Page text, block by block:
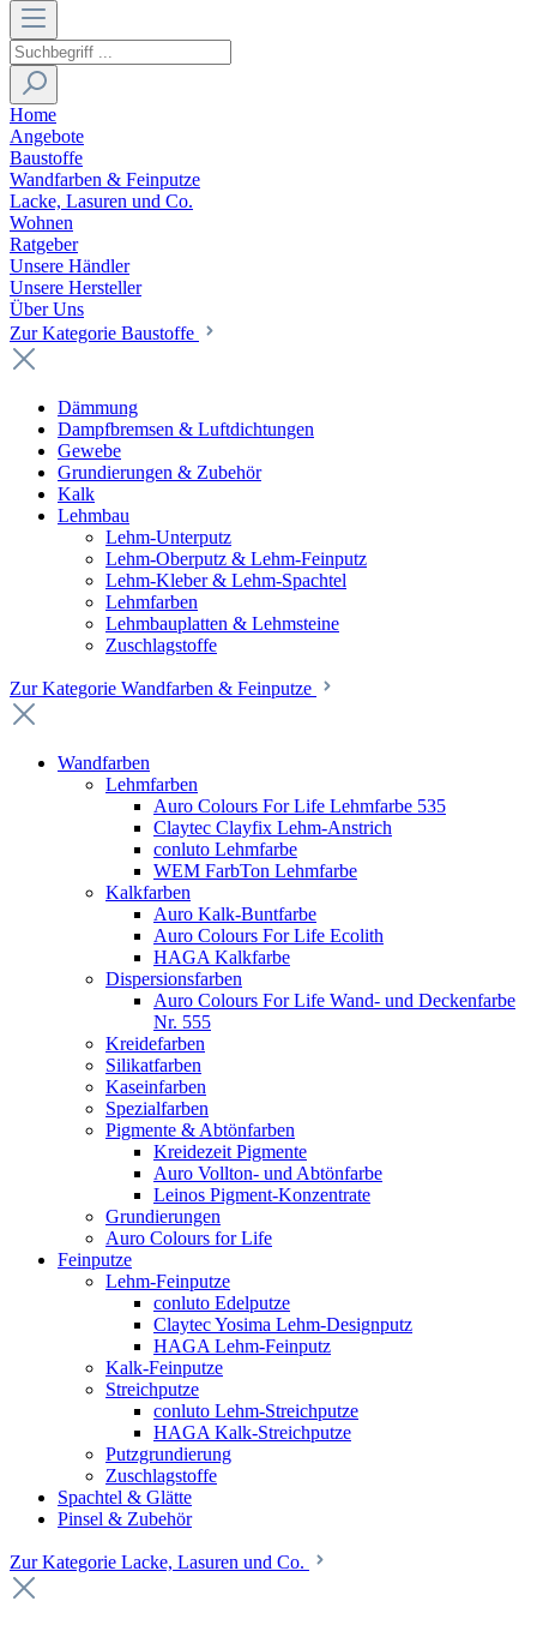
Home
Angebote
Baustoffe
Wandfarben & Feinputze
Lacke, Lasuren und Co.
Wohnen
Ratgeber
Unsere Händler
Unsere Hersteller
Über Uns
Zur Kategorie Baustoffe
Dämmung
Dampfbremsen & Luftdichtungen
Gewebe
Grundierungen & Zubehör
Kalk
Lehmbau
Lehm-Unterputz
Lehm-Oberputz & Lehm-Feinputz
Lehm-Kleber & Lehm-Spachtel
Lehmfarben
Lehmbauplatten & Lehmsteine
Zuschlagstoffe
Zur Kategorie Wandfarben & Feinputze
Wandfarben
Lehmfarben
Auro Colours For Life Lehmfarbe 535
Claytec Clayfix Lehm-Anstrich
conluto Lehmfarbe
WEM FarbTon Lehmfarbe
Kalkfarben
Auro Kalk-Buntfarbe
Auro Colours For Life Ecolith
HAGA Kalkfarbe
Dispersionsfarben
Auro Colours For Life Wand- und Deckenfarbe
Nr. 555
Kreidefarben
Silikatfarben
Kaseinfarben
Spezialfarben
Pigmente & Abtönfarben
Kreidezeit Pigmente
Auro Vollton- und Abtönfarbe
Leinos Pigment-Konzentrate
Grundierungen
Auro Colours for Life
Feinputze
Lehm-Feinputze
conluto Edelputze
Claytec Yosima Lehm-Designputz
HAGA Lehm-Feinputz
Kalk-Feinputze
Streichputze
conluto Lehm-Streichputze
HAGA Kalk-Streichputze
Putzgrundierung
Zuschlagstoffe
Spachtel & Glätte
Pinsel & Zubehör
Zur Kategorie Lacke, Lasuren und Co.